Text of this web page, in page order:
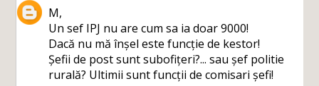
M,
Un sef IPJ nu are cum sa ia doar 9000!
Dacă nu mă înșel este funcție de kestor!
Șefii de post sunt subofițeri?... sau șef politie
rurală? Ultimii sunt funcții de comisari șefi!